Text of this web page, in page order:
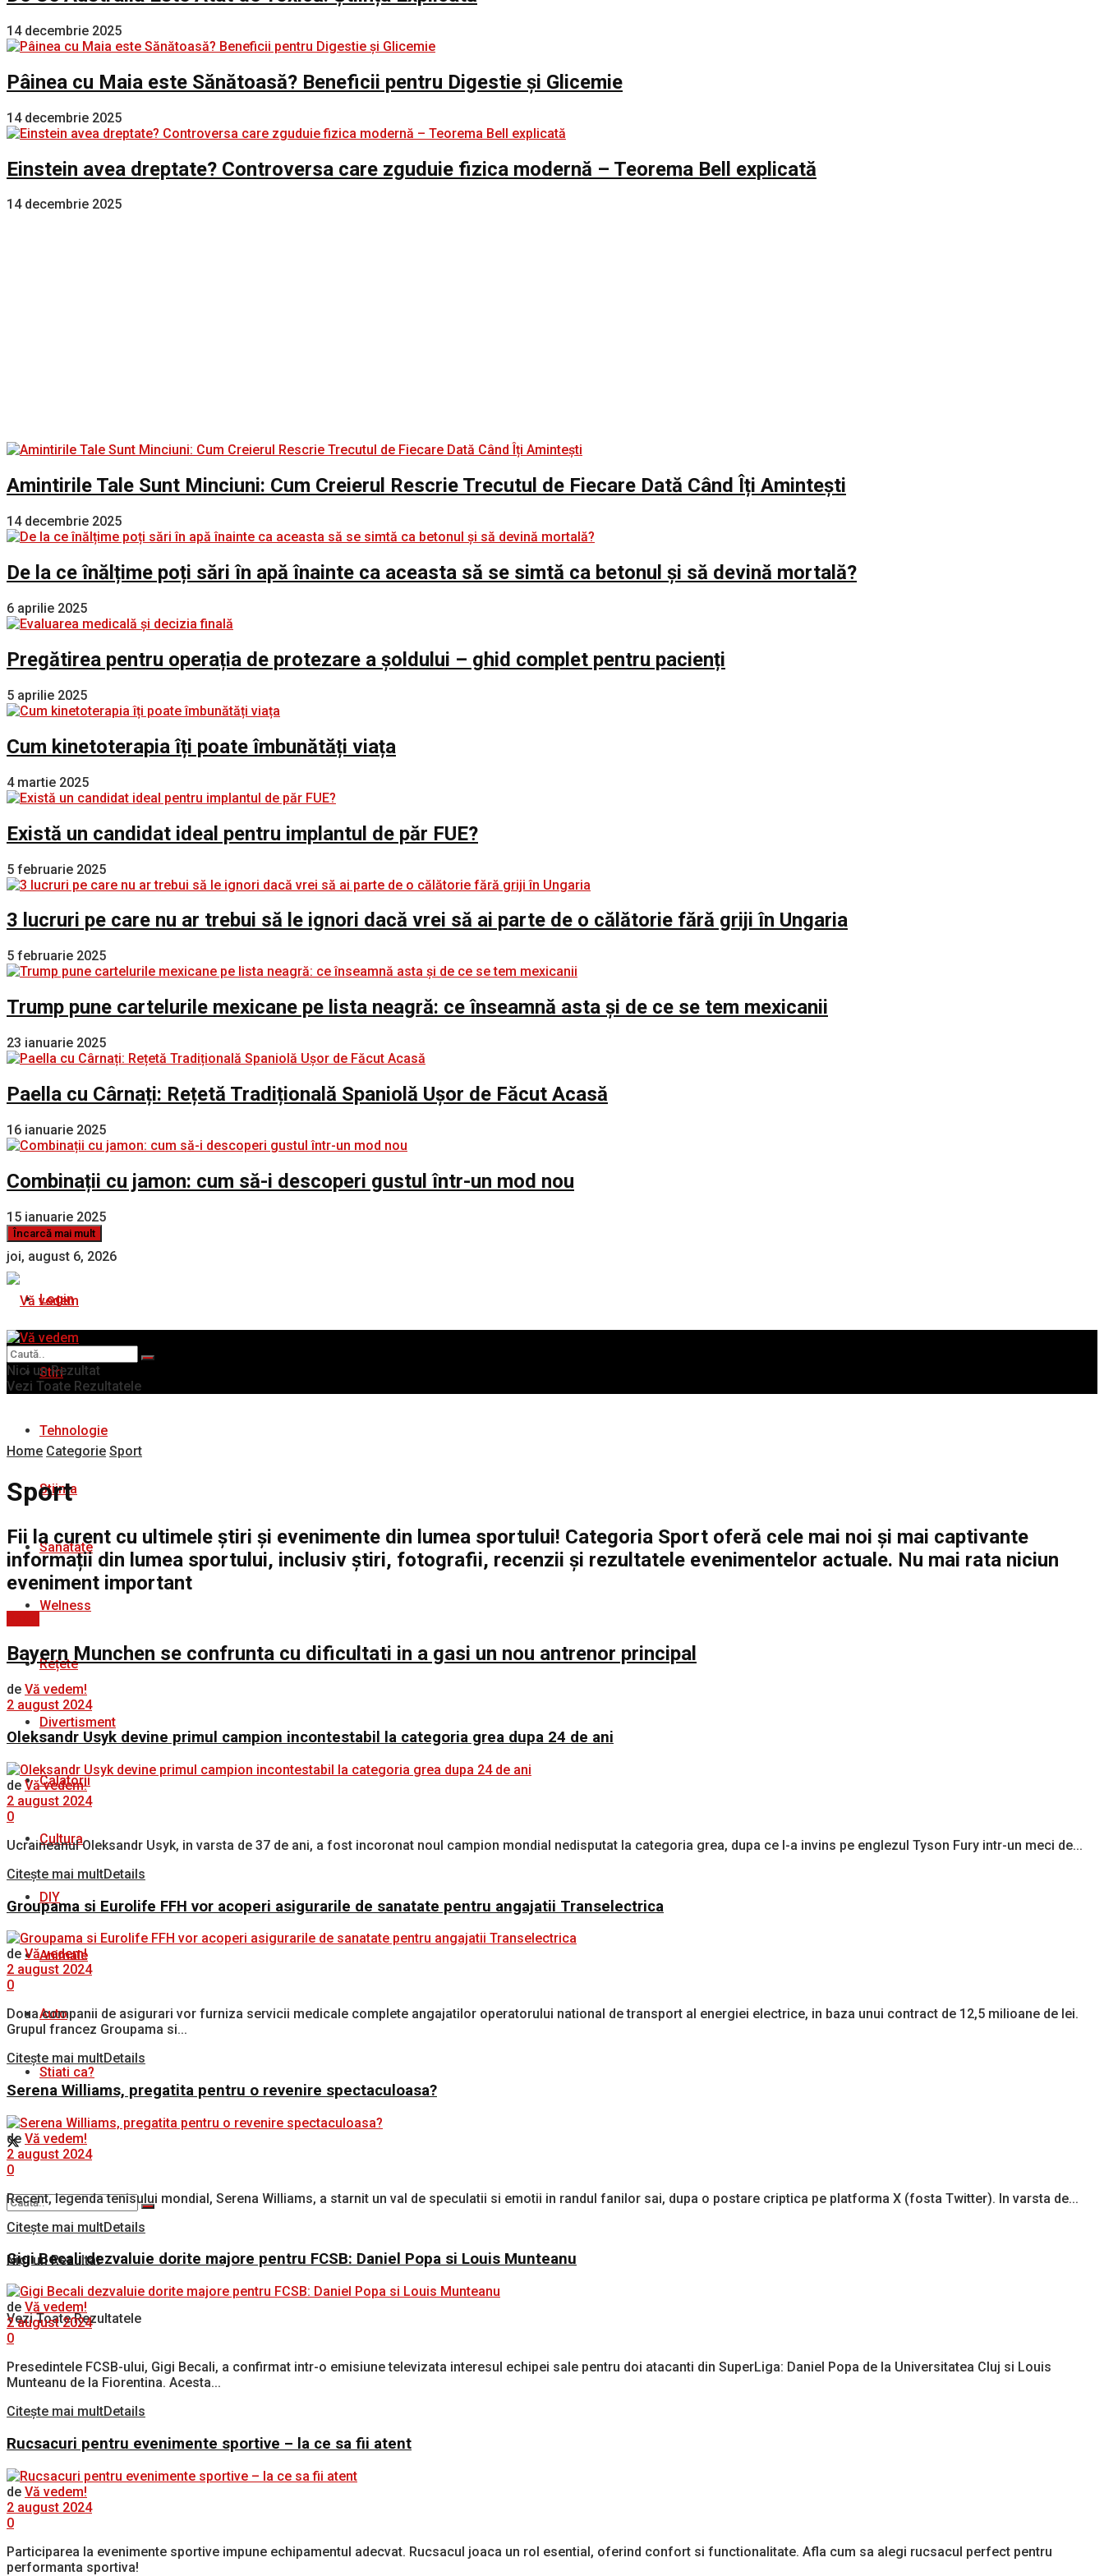
14 decembrie 2025
Pâinea cu Maia este Sănătoasă? Beneficii pentru Digestie și Glicemie
14 decembrie 2025
Einstein avea dreptate? Controversa care zguduie fizica modernă – Teorema Bell explicată
14 decembrie 2025
Amintirile Tale Sunt Minciuni: Cum Creierul Rescrie Trecutul de Fiecare Dată Când Îți Amintești
14 decembrie 2025
De la ce înălțime poți sări în apă înainte ca aceasta să se simtă ca betonul și să devină mortală?
6 aprilie 2025
Pregătirea pentru operația de protezare a șoldului – ghid complet pentru pacienți
5 aprilie 2025
Cum kinetoterapia îți poate îmbunătăți viața
4 martie 2025
Există un candidat ideal pentru implantul de păr FUE?
5 februarie 2025
3 lucruri pe care nu ar trebui să le ignori dacă vrei să ai parte de o călătorie fără griji în Ungaria
5 februarie 2025
Trump pune cartelurile mexicane pe lista neagră: ce înseamnă asta și de ce se tem mexicanii
23 ianuarie 2025
Paella cu Cârnați: Rețetă Tradițională Spaniolă Ușor de Făcut Acasă
16 ianuarie 2025
Combinații cu jamon: cum să-i descoperi gustul într-un mod nou
15 ianuarie 2025
Încarcă mai mult
joi, august 6, 2026
Login
Stiri
Tehnologie
Stiinta
Sanatate
Welness
Rețete
Divertisment
Calatorii
Cultura
DIY
Animale
Auto
Stiati ca?
Nici un Rezultat
Vezi Toate Rezultatele
Nici un Rezultat
Vezi Toate Rezultatele
Home Categorie Sport
Sport
Fii la curent cu ultimele știri și evenimente din lumea sportului! Categoria Sport oferă cele mai noi și mai captivante
informații din lumea sportului, inclusiv știri, fotografii, recenzii și rezultatele evenimentelor actuale. Nu mai rata niciun
eveniment important
Bayern Munchen se confrunta cu dificultati in a gasi un nou antrenor principal
de Vă vedem!
2 august 2024
Oleksandr Usyk devine primul campion incontestabil la categoria grea dupa 24 de ani
de Vă vedem!
2 august 2024
0
Ucraineanul Oleksandr Usyk, in varsta de 37 de ani, a fost incoronat noul campion mondial nedisputat la categoria grea, dupa ce l-a invins pe englezul Tyson Fury intr-un meci de...
Citește mai multDetails
Groupama si Eurolife FFH vor acoperi asigurarile de sanatate pentru angajatii Transelectrica
de Vă vedem!
2 august 2024
0
Doua companii de asigurari vor furniza servicii medicale complete angajatilor operatorului national de transport al energiei electrice, in baza unui contract de 12,5 milioane de lei.
Grupul francez Groupama si...
Citește mai multDetails
Serena Williams, pregatita pentru o revenire spectaculoasa?
de Vă vedem!
2 august 2024
0
Recent, legenda tenisului mondial, Serena Williams, a starnit un val de speculatii si emotii in randul fanilor sai, dupa o postare criptica pe platforma X (fosta Twitter). In varsta de...
Citește mai multDetails
Gigi Becali dezvaluie dorite majore pentru FCSB: Daniel Popa si Louis Munteanu
de Vă vedem!
2 august 2024
0
Presedintele FCSB-ului, Gigi Becali, a confirmat intr-o emisiune televizata interesul echipei sale pentru doi atacanti din SuperLiga: Daniel Popa de la Universitatea Cluj si Louis
Munteanu de la Fiorentina. Acesta...
Citește mai multDetails
Rucsacuri pentru evenimente sportive – la ce sa fii atent
de Vă vedem!
2 august 2024
0
Participarea la evenimente sportive impune echipamentul adecvat. Rucsacul joaca un rol esential, oferind confort si functionalitate. Afla cum sa alegi rucsacul perfect pentru
performanta sportiva!